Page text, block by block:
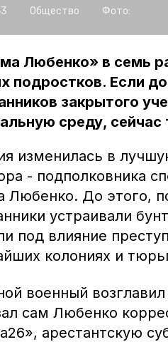
Общество Фото:
Любенко» в семь
подростков. Если
закрытого
среду, сейчас
изменилась в
- подполковника
Любенко. До этого,
устраивали
под влияние
колониях и
военный
сам Любенко
арестантскую